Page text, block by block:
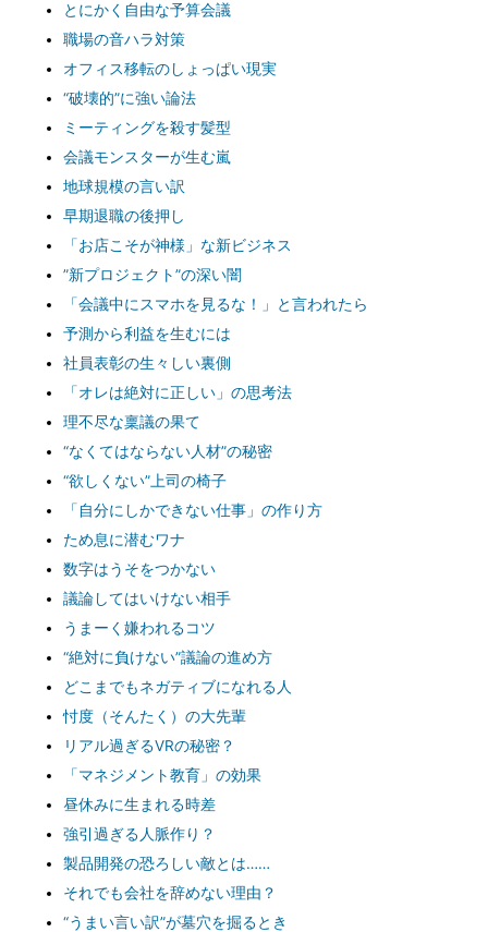
とにかく自由な予算会議
職場の音ハラ対策
オフィス移転のしょっぱい現実
“破壊的”に強い論法
ミーティングを殺す髪型
会議モンスターが生む嵐
地球規模の言い訳
早期退職の後押し
「お店こそが神様」な新ビジネス
”新プロジェクト”の深い闇
「会議中にスマホを見るな！」と言われたら
予測から利益を生むには
社員表彰の生々しい裏側
「オレは絶対に正しい」の思考法
理不尽な稟議の果て
“なくてはならない人材”の秘密
“欲しくない”上司の椅子
「自分にしかできない仕事」の作り方
ため息に潜むワナ
数字はうそをつかない
議論してはいけない相手
うまーく嫌われるコツ
“絶対に負けない”議論の進め方
どこまでもネガティブになれる人
忖度（そんたく）の大先輩
リアル過ぎるVRの秘密？
「マネジメント教育」の効果
昼休みに生まれる時差
強引過ぎる人脈作り？
製品開発の恐ろしい敵とは……
それでも会社を辞めない理由？
“うまい言い訳”が墓穴を掘るとき